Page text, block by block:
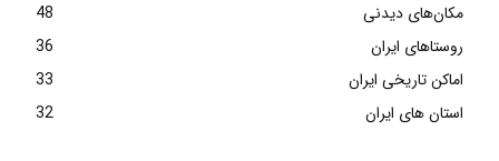
مکان‌های دیدنی
48
روستاهای ایران
36
اماکن تاریخی ایران
33
استان های ایران
32